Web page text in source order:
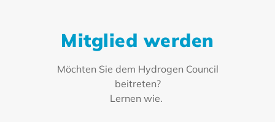
Mitglied werden
Möchten Sie dem Hydrogen Council
beitreten?
Lernen wie.